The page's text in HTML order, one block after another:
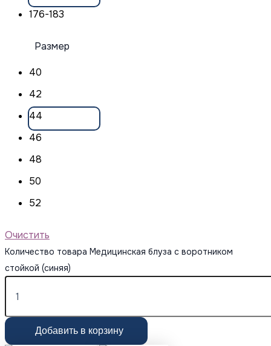
176-183
Размер
40
42
44
46
48
50
52
Очистить
Количество товара Медицинская блуза с воротником
стойкой (синяя)
Добавить в корзину